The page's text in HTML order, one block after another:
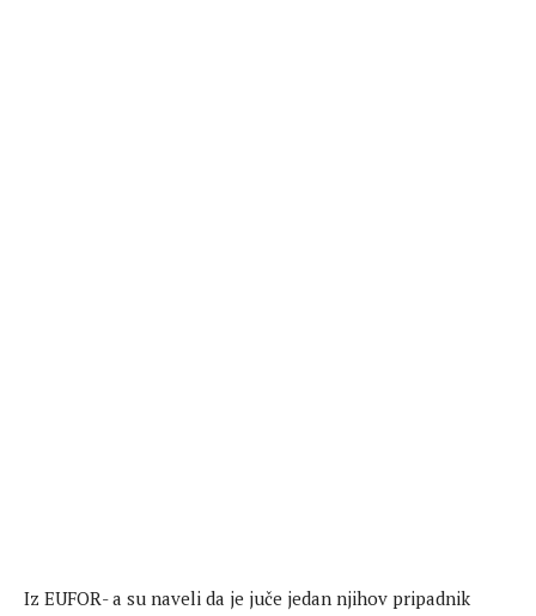
Iz EUFOR- a su naveli da je juče jedan njihov pripadnik